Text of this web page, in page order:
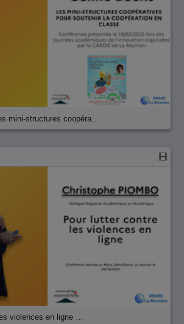
mini-structures coopéra…
violences en ligne …